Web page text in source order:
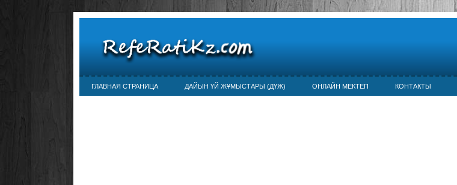
ГЛАВНАЯ СТРАНИЦА ДАЙЫН ҮЙ ЖҰМЫСТАРЫ (ДҮЖ) ОНЛАЙН МЕКТЕП КОНТАКТЫ